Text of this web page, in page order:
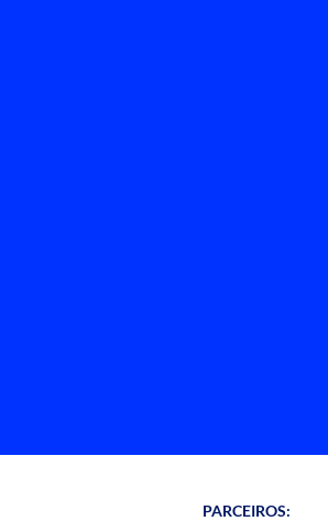
PARCEIROS: